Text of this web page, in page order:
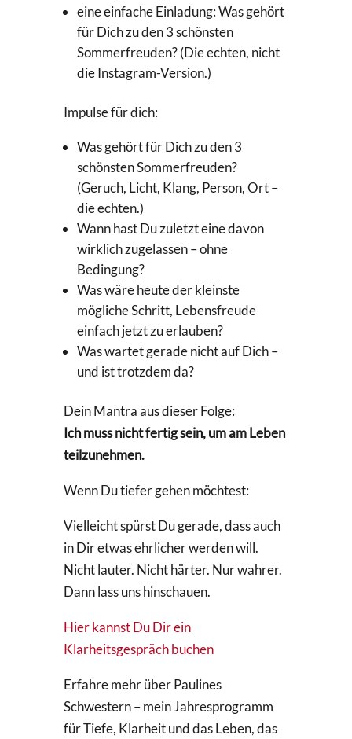
eine einfache Einladung: Was gehört
für Dich zu den 3 schönsten
Sommerfreuden? (Die echten, nicht
die Instagram-Version.)
Impulse für dich:
Was gehört für Dich zu den 3
schönsten Sommerfreuden?
(Geruch, Licht, Klang, Person, Ort –
die echten.)
Wann hast Du zuletzt eine davon
wirklich zugelassen – ohne
Bedingung?
Was wäre heute der kleinste
mögliche Schritt, Lebensfreude
einfach jetzt zu erlauben?
Was wartet gerade nicht auf Dich –
und ist trotzdem da?
Dein Mantra aus dieser Folge:
Ich muss nicht fertig sein, um am Leben
teilzunehmen.
Wenn Du tiefer gehen möchtest:
Vielleicht spürst Du gerade, dass auch
in Dir etwas ehrlicher werden will.
Nicht lauter. Nicht härter. Nur wahrer.
Dann lass uns hinschauen.
Hier kannst Du Dir ein
Klarheitsgespräch buchen
Erfahre mehr über Paulines
Schwestern – mein Jahresprogramm
für Tiefe, Klarheit und das Leben, das